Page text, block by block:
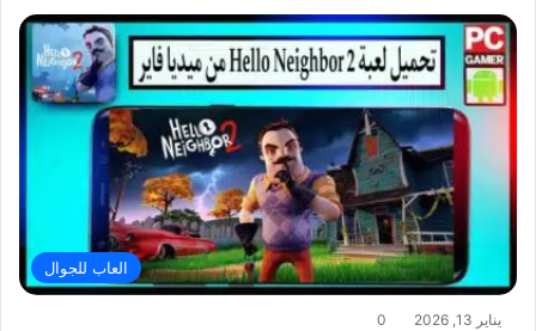
العاب للجوال
يناير 13, 2026 0